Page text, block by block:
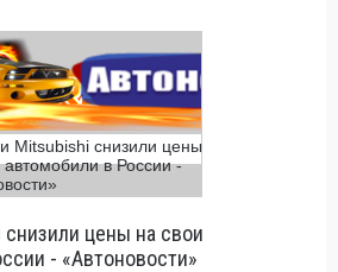
цены на свои
- «Автоновости»